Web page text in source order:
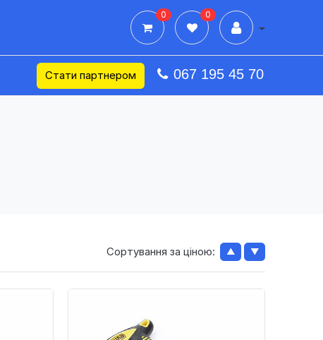
0 0
Стати партнером 067 195 45 70
Сортування за ціною: ▲ ▼